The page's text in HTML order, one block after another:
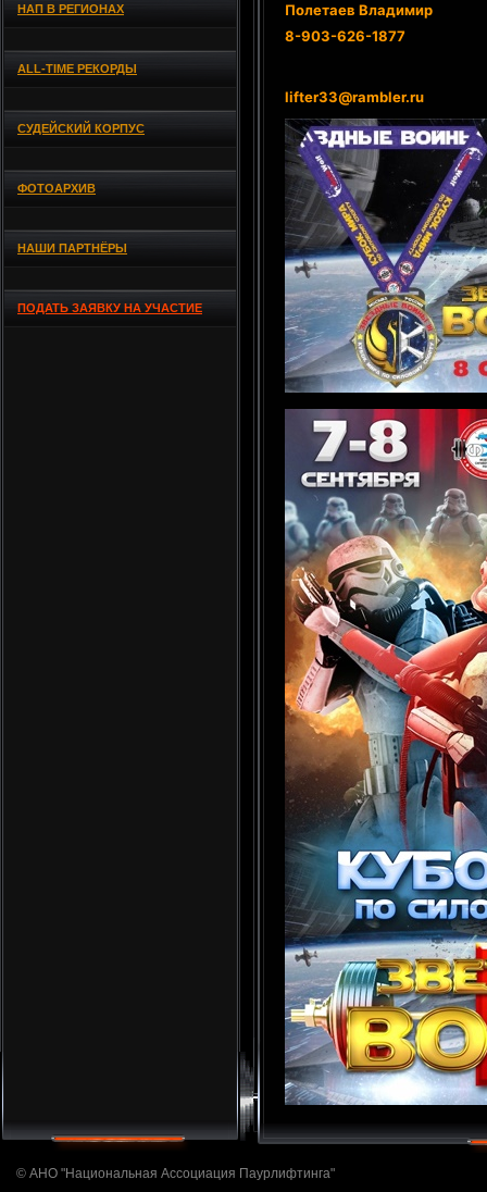
НАП В РЕГИОНАХ
ALL-TIME РЕКОРДЫ
СУДЕЙСКИЙ КОРПУС
ФОТОАРХИВ
НАШИ ПАРТНЁРЫ
ПОДАТЬ ЗАЯВКУ НА УЧАСТИЕ
Полетаев Владимир
8-903-626-1877
lifter33@rambler.ru
© АНО "Национальная Ассоциация Паурлифтинга"